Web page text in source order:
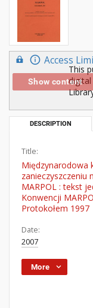
Access
Show content
This
DESCRIPTION
Title:
Międzynarodowa
zanieczyszczeniu
MARPOL : tekst
Konwencji
Protokołem 1997
Date:
2007
More